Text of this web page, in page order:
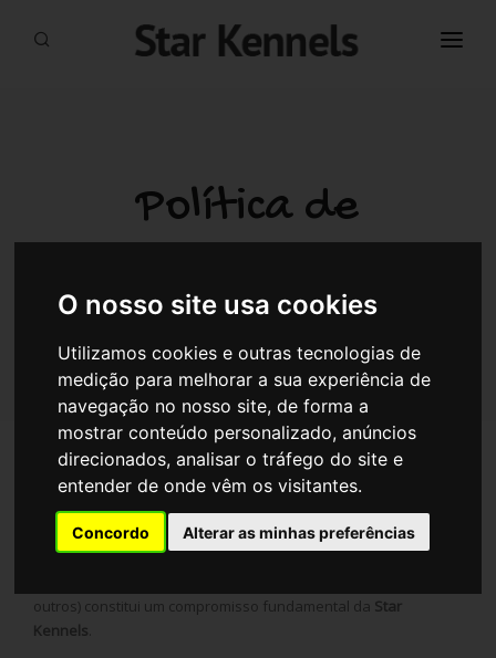
O nosso site usa cookies
Utilizamos cookies e outras tecnologias de
medição para melhorar a sua experiência de
navegação no nosso site, de forma a
mostrar conteúdo personalizado, anúncios
direcionados, analisar o tráfego do site e
entender de onde vêm os visitantes.
Concordo Alterar as minhas preferências
PREÇOS & RESERVAS
CONTACTOS
Política de
Proteção de Dados
O Compromisso da Star Kennels
A proteção da privacidade e dos dados pessoais de todas as
pessoas que de alguma forma se relacionam connosco
outros) constitui um compromisso fundamental da Star
Kennels